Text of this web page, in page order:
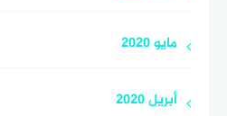
مايو 2020
أبريل 2020